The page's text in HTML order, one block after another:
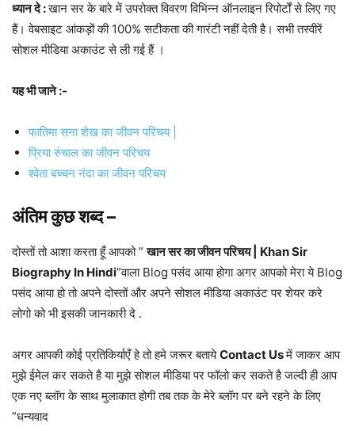
ध्यान दे :खान सर के बारे में उपरोक्त विवरण विभिन्न ऑनलाइन रिपोर्टों से लिए गए
हैं। वेबसाइट आंकड़ों की 100% सटीकता की गारंटी नहीं देती है। सभी तस्वीरें
सोशल मीडिया अकाउंट से ली गई हैं ।
यह भी जाने :-
फातिमा सना शेख का जीवन परिचय |
प्रिया रुंचाल का जीवन परिचय
श्वेता बच्चन नंदा का जीवन परिचय
अंतिम कुछ शब्द –
दोस्तों तो आशा करता हूँ आपको ”खान सर का जीवन परिचय | Khan Sir
Biography In Hindi”वाला Blog पसंद आया होगा अगर आपको मेरा ये Blog
पसंद आया हो तो अपने दोस्तों और अपने सोशल मीडिया अकाउंट पर शेयर करे
लोगो को भी इसकी जानकारी दे .
अगर आपकी कोई प्रतिकिर्याएँ हे तो हमे जरूर बतायेContact Usमें जाकर आप
मुझे ईमेल कर सकते है या मुझे सोशल मीडिया पर फॉलो कर सकते है जल्दी ही आप
एक नए ब्लॉग के साथ मुलाकात होगी तब तक के मेरे ब्लॉग पर बने रहने के लिए
”धन्यवाद